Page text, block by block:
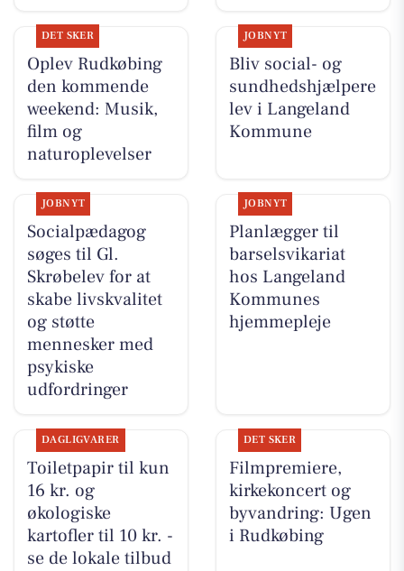
DET SKER
Oplev Rudkøbing
den kommende
weekend: Musik,
film og
naturoplevelser
JOBNYT
Bliv social- og
sundhedshjælpere
lev i Langeland
Kommune
JOBNYT
Socialpædagog
søges til Gl.
Skrøbelev for at
skabe livskvalitet
og støtte
mennesker med
psykiske
udfordringer
JOBNYT
Planlægger til
barselsvikariat
hos Langeland
Kommunes
hjemmepleje
DAGLIGVARER
Toiletpapir til kun
16 kr. og
økologiske
kartofler til 10 kr. -
se de lokale tilbud
DET SKER
Filmpremiere,
kirkekoncert og
byvandring: Ugen
i Rudkøbing